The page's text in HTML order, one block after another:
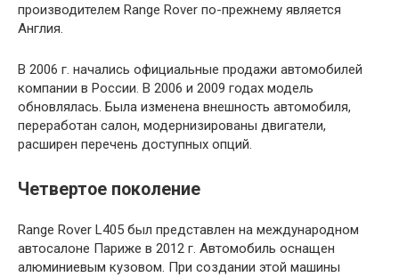
производителем Range Rover по-прежнему является
Англия.
В 2006 г. начались официальные продажи автомобилей
компании в России. В 2006 и 2009 годах модель
обновлялась. Была изменена внешность автомобиля,
переработан салон, модернизированы двигатели,
расширен перечень доступных опций.
Четвертое поколение
Range Rover L405 был представлен на международном
автосалоне Париже в 2012 г. Автомобиль оснащен
алюминиевым кузовом. При создании этой машины